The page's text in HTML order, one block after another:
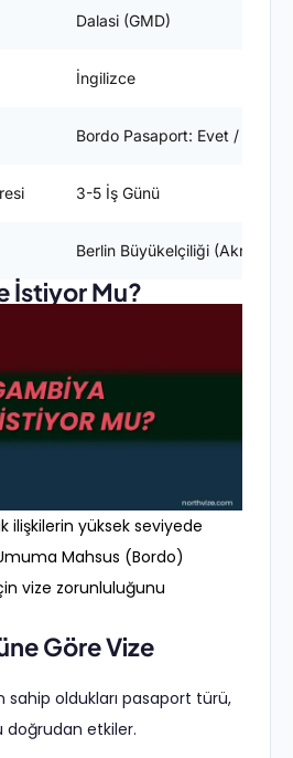
Dalasi (GMD)
İngilizce
Bordo Pasaport: Evet / Yeşil
3-5 İş Günü
Berlin Büyükelçiliği (Akredite)
İstiyor Mu?
ilişkilerin yüksek seviyede
Mahsus (Bordo)
vize zorunluluğunu
Göre Vize
sahip oldukları pasaport türü,
doğrudan etkiler.